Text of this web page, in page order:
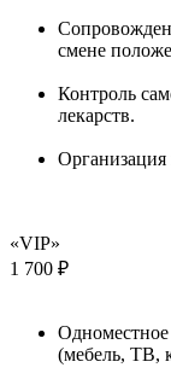
смене
Контроль
лекарств.
Организация
«VIP»
1 700 ₽
(мебель, ТВ,